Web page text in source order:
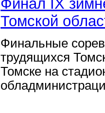
Финал IX
Томской
Финальные
трудящихся
Томске на